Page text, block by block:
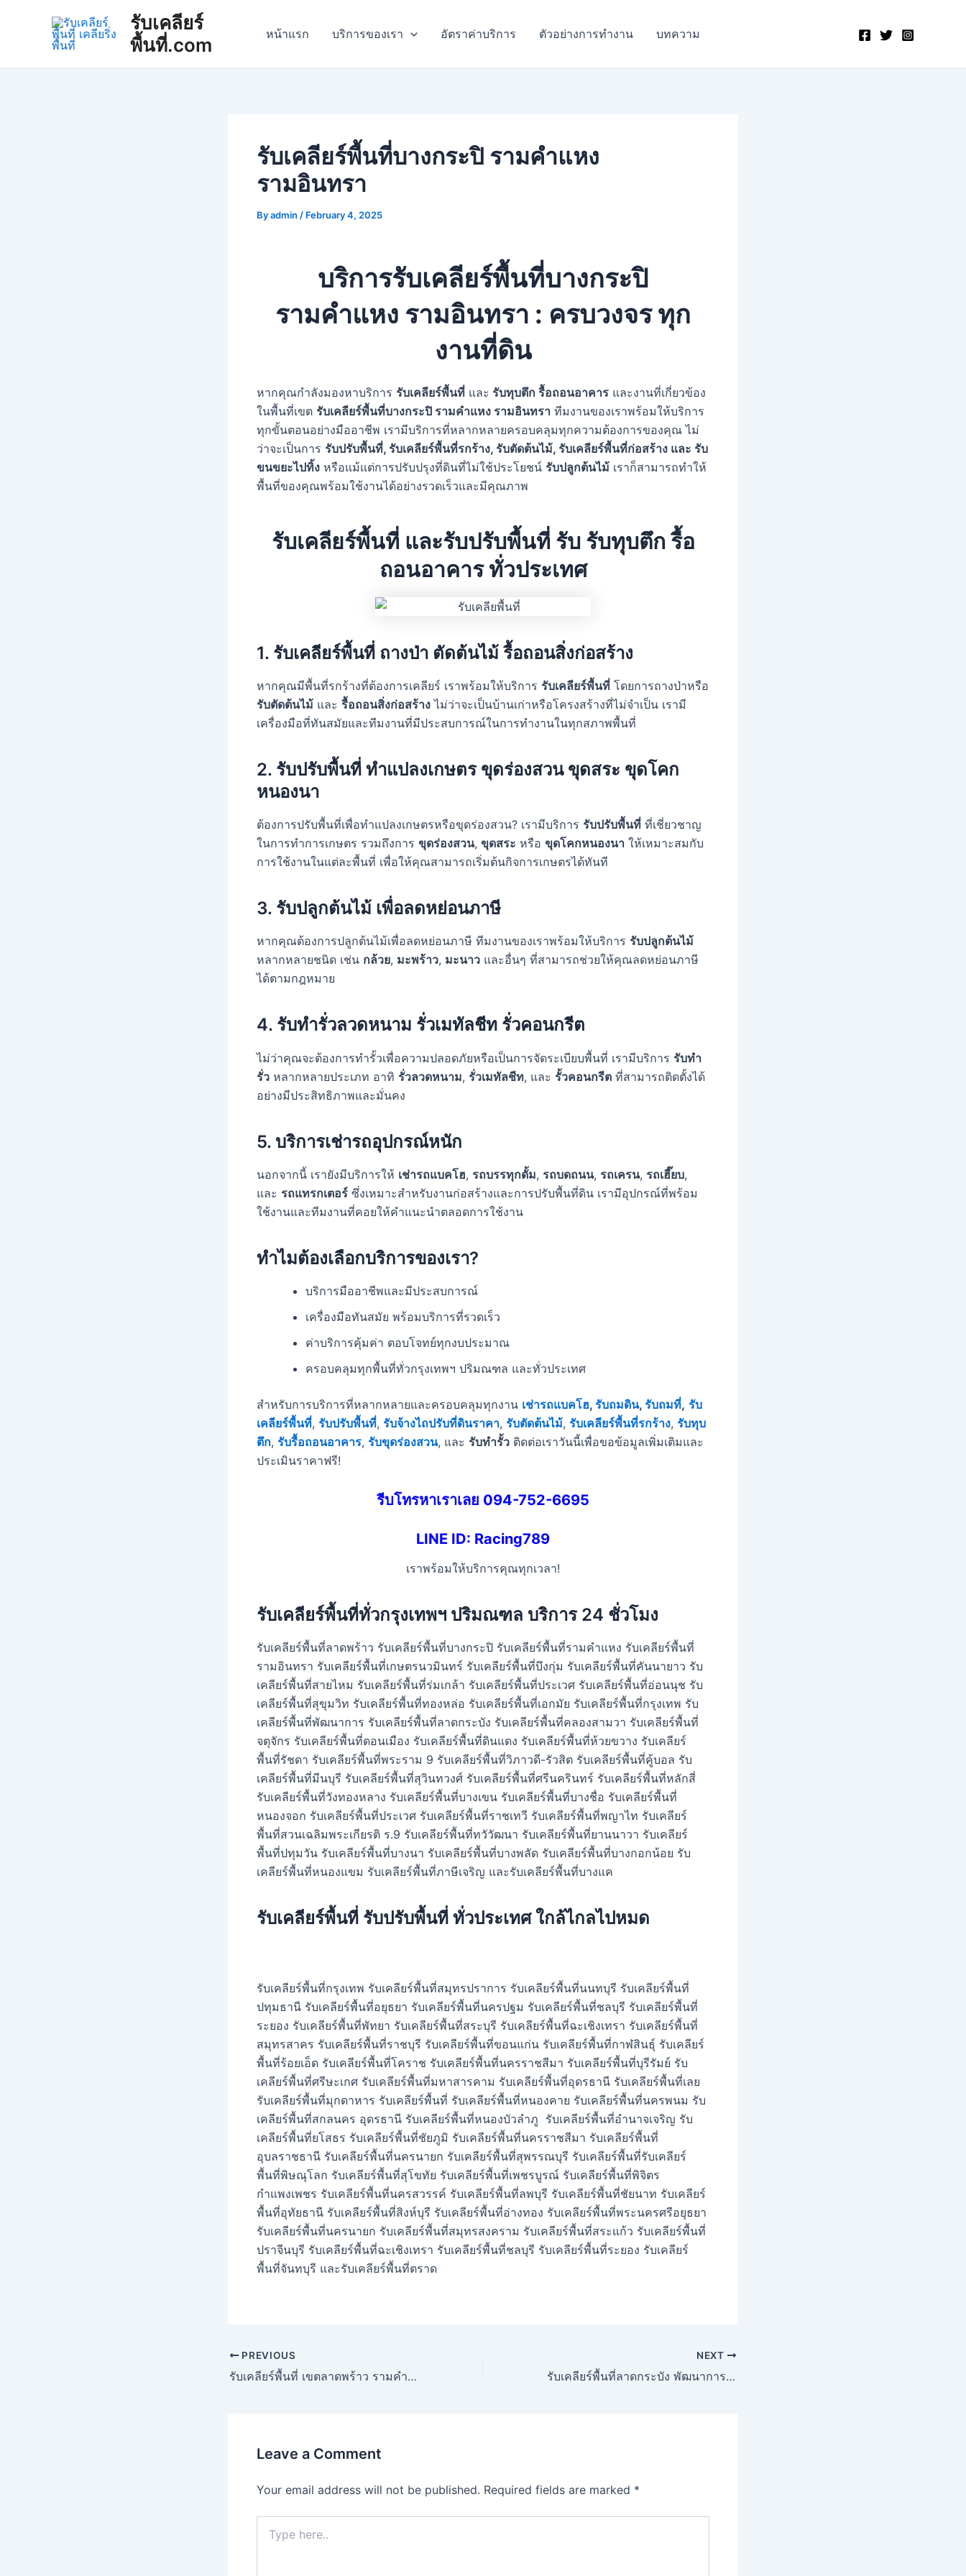
รับเคลียร์
พื้นที่.com
หน้าแรก บริการของเรา อัตราค่าบริการ ตัวอย่างการทำงาน บทความ
รับเคลียร์พื้นที่บางกระปิ รามคำแหง
รามอินทรา
Byadmin / February 4, 2025
บริการรับเคลียร์พื้นที่บางกระปิ
รามคำแหง รามอินทรา : ครบวงจร ทุก
งานที่ดิน
หากคุณกำลังมองหาบริการ รับเคลียร์พื้นที่ และ รับทุบตึก รื้อถอนอาคาร และงานที่เกี่ยวข้อง
ในพื้นที่เขต รับเคลียร์พื้นที่บางกระปิ รามคำแหง รามอินทรา ทีมงานของเราพร้อมให้บริการ
ทุกขั้นตอนอย่างมืออาชีพ เรามีบริการที่หลากหลายครอบคลุมทุกความต้องการของคุณ ไม่
ว่าจะเป็นการ รับปรับพื้นที่, รับเคลียร์พื้นที่รกร้าง, รับตัดต้นไม้, รับเคลียร์พื้นที่ก่อสร้าง และ รับ
ขนขยะไปทิ้ง หรือแม้แต่การปรับปรุงที่ดินที่ไม่ใช้ประโยชน์ รับปลูกต้นไม้ เราก็สามารถทำให้
พื้นที่ของคุณพร้อมใช้งานได้อย่างรวดเร็วและมีคุณภาพ
รับเคลียร์พื้นที่ และรับปรับพื้นที่ รับ รับทุบตึก รื้อ
ถอนอาคาร ทั่วประเทศ
1. รับเคลียร์พื้นที่ ถางป่า ตัดต้นไม้ รื้อถอนสิ่งก่อสร้าง
หากคุณมีพื้นที่รกร้างที่ต้องการเคลียร์ เราพร้อมให้บริการ รับเคลียร์พื้นที่ โดยการถางป่าหรือ
รับตัดต้นไม้ และ รื้อถอนสิ่งก่อสร้าง ไม่ว่าจะเป็นบ้านเก่าหรือโครงสร้างที่ไม่จำเป็น เรามี
เครื่องมือที่ทันสมัยและทีมงานที่มีประสบการณ์ในการทำงานในทุกสภาพพื้นที่
2. รับปรับพื้นที่ ทำแปลงเกษตร ขุดร่องสวน ขุดสระ ขุดโคก
หนองนา
ต้องการปรับพื้นที่เพื่อทำแปลงเกษตรหรือขุดร่องสวน? เรามีบริการ รับปรับพื้นที่ ที่เชี่ยวชาญ
ในการทำการเกษตร รวมถึงการ ขุดร่องสวน, ขุดสระ หรือ ขุดโคกหนองนา ให้เหมาะสมกับ
การใช้งานในแต่ละพื้นที่ เพื่อให้คุณสามารถเริ่มต้นกิจการเกษตรได้ทันที
3. รับปลูกต้นไม้ เพื่อลดหย่อนภาษี
หากคุณต้องการปลูกต้นไม้เพื่อลดหย่อนภาษี ทีมงานของเราพร้อมให้บริการ รับปลูกต้นไม้
หลากหลายชนิด เช่น กล้วย, มะพร้าว, มะนาว และอื่นๆ ที่สามารถช่วยให้คุณลดหย่อนภาษี
ได้ตามกฎหมาย
4. รับทำรั่วลวดหนาม รั่วเมทัลชีท รั่วคอนกรีต
ไม่ว่าคุณจะต้องการทำรั้วเพื่อความปลอดภัยหรือเป็นการจัดระเบียบพื้นที่ เรามีบริการ รับทำ
รั่ว หลากหลายประเภท อาทิ รั่วลวดหนาม, รั่วเมทัลชีท, และ รั้วคอนกรีต ที่สามารถติดตั้งได้
อย่างมีประสิทธิภาพและมั่นคง
5. บริการเช่ารถอุปกรณ์หนัก
นอกจากนี้ เรายังมีบริการให้ เช่ารถแบคโฮ, รถบรรทุกดั้ม, รถบดถนน, รถเครน, รถเฮี๊ยบ,
และ รถแทรกเตอร์ ซึ่งเหมาะสำหรับงานก่อสร้างและการปรับพื้นที่ดิน เรามีอุปกรณ์ที่พร้อม
ใช้งานและทีมงานที่คอยให้คำแนะนำตลอดการใช้งาน
ทำไมต้องเลือกบริการของเรา?
บริการมืออาชีพและมีประสบการณ์
เครื่องมือทันสมัย พร้อมบริการที่รวดเร็ว
ค่าบริการคุ้มค่า ตอบโจทย์ทุกงบประมาณ
ครอบคลุมทุกพื้นที่ทั่วกรุงเทพฯ ปริมณฑล และทั่วประเทศ
สำหรับการบริการที่หลากหลายและครอบคลุมทุกงาน เช่ารถแบคโฮ, รับถมดิน, รับถมที่, รับ
เคลียร์พื้นที่, รับปรับพื้นที่, รับจ้างไถปรับที่ดินราคา, รับตัดต้นไม้, รับเคลียร์พื้นที่รกร้าง, รับทุบ
ตึก, รับรื้อถอนอาคาร, รับขุดร่องสวน, และ รับทำรั้ว ติดต่อเราวันนี้เพื่อขอข้อมูลเพิ่มเติมและ
ประเมินราคาฟรี!
รีบโทรหาเราเลย 094-752-6695
LINE ID: Racing789
เราพร้อมให้บริการคุณทุกเวลา!
รับเคลียร์พื้นที่ทั่วกรุงเทพฯ ปริมณฑล บริการ 24 ชั่วโมง
รับเคลียร์พื้นที่ลาดพร้าว รับเคลียร์พื้นที่บางกระปิ รับเคลียร์พื้นที่รามคำแหง รับเคลียร์พื้นที่
รามอินทรา รับเคลียร์พื้นที่เกษตรนวมินทร์ รับเคลียร์พื้นที่บึงกุ่ม รับเคลียร์พื้นที่คันนายาว รับ
เคลียร์พื้นที่สายไหม รับเคลียร์พื้นที่ร่มเกล้า รับเคลียร์พื้นที่ประเวศ รับเคลียร์พื้นที่อ่อนนุช รับ
เคลียร์พื้นที่สุขุมวิท รับเคลียร์พื้นที่ทองหล่อ รับเคลียร์พื้นที่เอกมัย รับเคลียร์พื้นที่กรุงเทพ รับ
เคลียร์พื้นที่พัฒนาการ รับเคลียร์พื้นที่ลาดกระบัง รับเคลียร์พื้นที่คลองสามวา รับเคลียร์พื้นที่
จตุจักร รับเคลียร์พื้นที่ดอนเมือง รับเคลียร์พื้นที่ดินแดง รับเคลียร์พื้นที่ห้วยขวาง รับเคลียร์
พื้นที่รัชดา รับเคลียร์พื้นที่พระราม 9 รับเคลียร์พื้นที่วิภาวดี-รัวสิต รับเคลียร์พื้นที่คู้บอล รับ
เคลียร์พื้นที่มีนบุรี รับเคลียร์พื้นที่สุวินทวงศ์ รับเคลียร์พื้นที่ศรีนครินทร์ รับเคลียร์พื้นที่หลักสี่
รับเคลียร์พื้นที่วังทองหลาง รับเคลียร์พื้นที่บางเขน รับเคลียร์พื้นที่บางชื่อ รับเคลียร์พื้นที่
หนองจอก รับเคลียร์พื้นที่ประเวศ รับเคลียร์พื้นที่ราชเทวี รับเคลียร์พื้นที่พญาไท รับเคลียร์
พื้นที่สวนเฉลิมพระเกียรติ ร.9 รับเคลียร์พื้นที่ทวัวัฒนา รับเคลียร์พื้นที่ยานนาวา รับเคลียร์
พื้นที่ปทุมวัน รับเคลียร์พื้นที่บางนา รับเคลียร์พื้นที่บางพลัด รับเคลียร์พื้นที่บางกอกน้อย รับ
เคลียร์พื้นที่หนองแขม รับเคลียร์พื้นที่ภาษีเจริญ และรับเคลียร์พื้นที่บางแค
รับเคลียร์พื้นที่ รับปรับพื้นที่ ทั่วประเทศ ใกล้ไกลไปหมด
รับเคลียร์พื้นที่กรุงเทพ รับเคลียร์พื้นที่สมุทรปราการ รับเคลียร์พื้นที่นนทบุรี รับเคลียร์พื้นที่
ปทุมธานี รับเคลียร์พื้นที่อยุธยา รับเคลียร์พื้นที่นครปฐม รับเคลียร์พื้นที่ชลบุรี รับเคลียร์พื้นที่
ระยอง รับเคลียร์พื้นที่พัทยา รับเคลียร์พื้นที่สระบุรี รับเคลียร์พื้นที่ฉะเชิงเทรา รับเคลียร์พื้นที่
สมุทรสาคร รับเคลียร์พื้นที่ราชบุรี รับเคลียร์พื้นที่ขอนแก่น รับเคลียร์พื้นที่กาฬสินธุ์ รับเคลียร์
พื้นที่ร้อยเอ็ด รับเคลียร์พื้นที่โคราช รับเคลียร์พื้นที่นครราชสีมา รับเคลียร์พื้นที่บุรีรัมย์ รับ
เคลียร์พื้นที่ศรีษะเกศ รับเคลียร์พื้นที่มหาสารคาม รับเคลียร์พื้นที่อุดรธานี รับเคลียร์พื้นที่เลย
รับเคลียร์พื้นที่มุกดาหาร รับเคลียร์พื้นที่ รับเคลียร์พื้นที่หนองคาย รับเคลียร์พื้นที่นครพนม รับ
เคลียร์พื้นที่สกลนคร อุดรธานี รับเคลียร์พื้นที่หนองบัวลำภู รับเคลียร์พื้นที่อำนาจเจริญ รับ
เคลียร์พื้นที่ยโสธร รับเคลียร์พื้นที่ชัยภูมิ รับเคลียร์พื้นที่นครราชสีมา รับเคลียร์พื้นที่
อุบลราชธานี รับเคลียร์พื้นที่นครนายก รับเคลียร์พื้นที่สุพรรณบุรี รับเคลียร์พื้นที่รับเคลียร์
พื้นที่พิษณุโลก รับเคลียร์พื้นที่สุโขทัย รับเคลียร์พื้นที่เพชรบูรณ์ รับเคลียร์พื้นที่พิจิตร
กำแพงเพชร รับเคลียร์พื้นที่นครสวรรค์ รับเคลียร์พื้นที่ลพบุรี รับเคลียร์พื้นที่ชัยนาท รับเคลียร์
พื้นที่อุทัยธานี รับเคลียร์พื้นที่สิงห์บุรี รับเคลียร์พื้นที่อ่างทอง รับเคลียร์พื้นที่พระนครศรีอยุธยา
รับเคลียร์พื้นที่นครนายก รับเคลียร์พื้นที่สมุทรสงคราม รับเคลียร์พื้นที่สระแก้ว รับเคลียร์พื้นที่
ปราจีนบุรี รับเคลียร์พื้นที่ฉะเชิงเทรา รับเคลียร์พื้นที่ชลบุรี รับเคลียร์พื้นที่ระยอง รับเคลียร์
พื้นที่จันทบุรี และรับเคลียร์พื้นที่ตราด
navigation
PREVIOUS
รับเคลียร์พื้นที่ เขตลาดพร้าว รามคำแหง บางกระปิ
NEXT
รับเคลียร์พื้นที่ลาดกระบัง พัฒนาการ อ่อนนุช
Leave a Comment
Your email address will not be published. Required fields are marked *
here..